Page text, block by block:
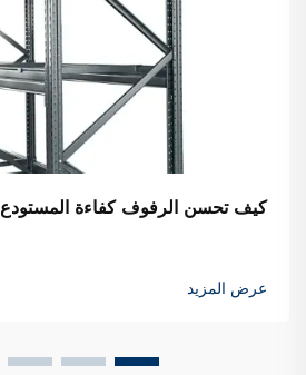
كيف تحسن الرفوف كفاءة المستودع
عرض المزيد